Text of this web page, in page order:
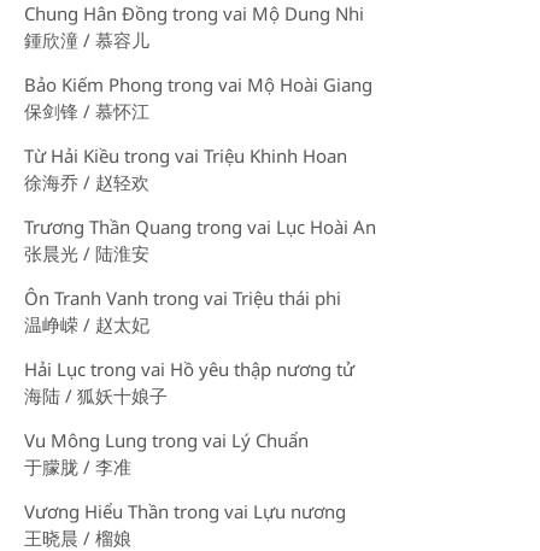
Chung Hân Đồng trong vai Mộ Dung Nhi
鍾欣潼 / 慕容儿
Bảo Kiếm Phong trong vai Mộ Hoài Giang
保剑锋 / 慕怀江
Từ Hải Kiều trong vai Triệu Khinh Hoan
徐海乔 / 赵轻欢
Trương Thần Quang trong vai Lục Hoài An
张晨光 / 陆淮安
Ôn Tranh Vanh trong vai Triệu thái phi
温峥嵘 / 赵太妃
Hải Lục trong vai Hồ yêu thập nương tử
海陆 / 狐妖十娘子
Vu Mông Lung trong vai Lý Chuẩn
于朦胧 / 李准
Vương Hiểu Thần trong vai Lựu nương
王晓晨 / 榴娘